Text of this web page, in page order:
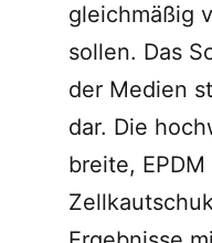
gleichmäßig
sollen. Das
der Medien
dar. Die
breite,